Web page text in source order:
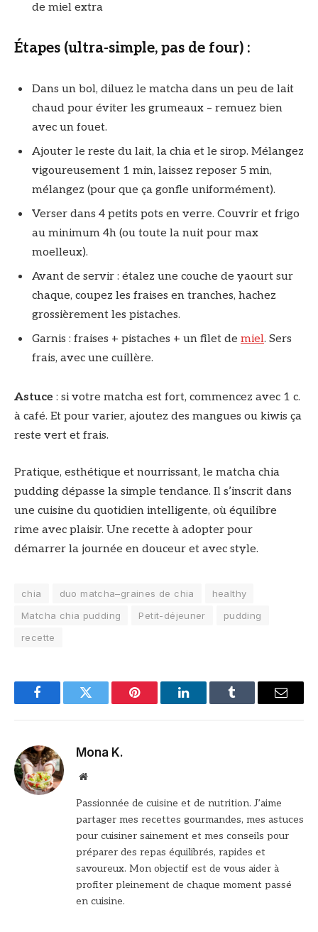
de miel extra
Étapes (ultra-simple, pas de four) :
Dans un bol, diluez le matcha dans un peu de lait
chaud pour éviter les grumeaux – remuez bien
avec un fouet.
Ajouter le reste du lait, la chia et le sirop. Mélangez
vigoureusement 1 min, laissez reposer 5 min,
mélangez (pour que ça gonfle uniformément).
Verser dans 4 petits pots en verre. Couvrir et frigo
au minimum 4h (ou toute la nuit pour max
moelleux).
Avant de servir : étalez une couche de yaourt sur
chaque, coupez les fraises en tranches, hachez
grossièrement les pistaches.
Garnis : fraises + pistaches + un filet de miel. Sers
frais, avec une cuillère.
Astuce : si votre matcha est fort, commencez avec 1 c.
à café. Et pour varier, ajoutez des mangues ou kiwis ça
reste vert et frais.
Pratique, esthétique et nourrissant, le matcha chia
pudding dépasse la simple tendance. Il s’inscrit dans
une cuisine du quotidien intelligente, où équilibre
rime avec plaisir. Une recette à adopter pour
démarrer la journée en douceur et avec style.
chia duo matcha–graines de chia
healthy
Matcha chia pudding
Petit-déjeuner
pudding
recette
FacebookTwitter Pinterest LinkedInTumblr Email
Mona K.
Site
Passionnée de cuisine et de nutrition. J’aime
partager mes recettes gourmandes, mes astuces
pour cuisiner sainement et mes conseils pour
préparer des repas équilibrés, rapides et
savoureux. Mon objectif est de vous aider à
profiter pleinement de chaque moment passé
en cuisine.